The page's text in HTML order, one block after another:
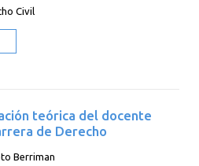
Civil
teórica del docente
de Derecho
Berriman